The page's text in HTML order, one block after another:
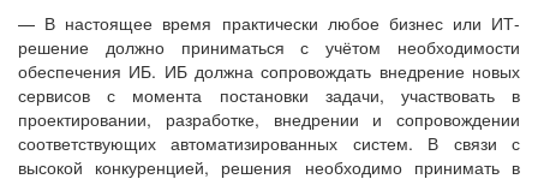
— В настоящее время практически любое бизнес или ИТ-
решение должно приниматься с учётом необходимости
обеспечения ИБ. ИБ должна сопровождать внедрение новых
сервисов с момента постановки задачи, участвовать в
проектировании, разработке, внедрении и сопровождении
соответствующих автоматизированных систем. В связи с
высокой конкуренцией, решения необходимо принимать в